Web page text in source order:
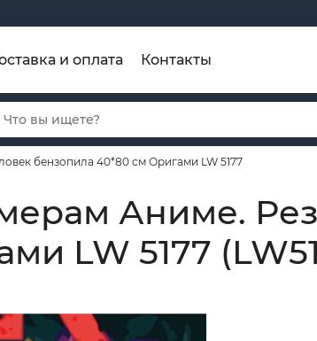
и оплата Контакты
бензопила 40*80 см Оригами LW 5177
Аниме.
LW 5177